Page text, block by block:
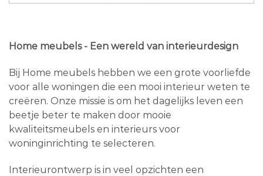
Home meubels - Een wereld van interieurdesign
Bij Home meubels hebben we een grote voorliefde
voor alle woningen die een mooi interieur weten te
creëren. Onze missie is om het dagelijks leven een
beetje beter te maken door mooie
kwaliteitsmeubels en interieurs voor
woninginrichting te selecteren.
Interieurontwerp is in veel opzichten een